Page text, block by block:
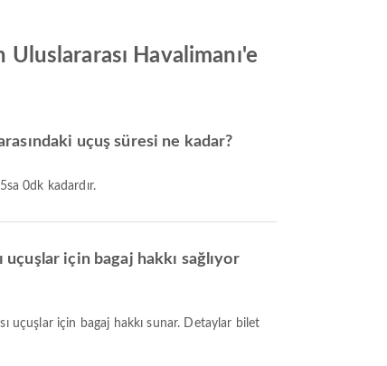
Havalimanı'e
uçuş süresi ne kadar?
0dk kadardır.
uçuşlar için bagaj hakkı sağlıyor